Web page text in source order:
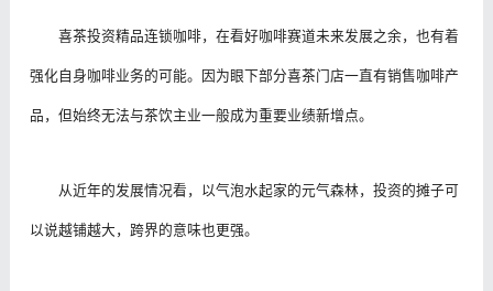
喜茶投资精品连锁咖啡，在看好咖啡赛道未来发展之余，也有着
强化自身咖啡业务的可能。因为眼下部分喜茶门店一直有销售咖啡产
品，但始终无法与茶饮主业一般成为重要业绩新增点。
从近年的发展情况看，以气泡水起家的元气森林，投资的摊子可
以说越铺越大，跨界的意味也更强。